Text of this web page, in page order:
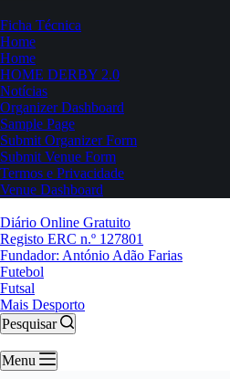
Ficha Técnica
Home
Home
HOME DERBY 2.0
Notícias
Organizer Dashboard
Sample Page
Submit Organizer Form
Submit Venue Form
Termos e Privacidade
Venue Dashboard
Diário Online Gratuito
Registo ERC n.º 127801
Fundador: António Adão Farias
Futebol
Futsal
Mais Desporto
Pesquisar
Menu